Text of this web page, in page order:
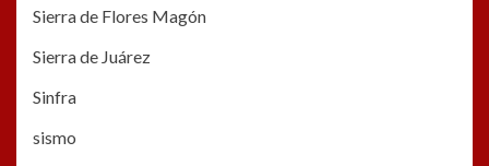
Sierra de Flores Magón
Sierra de Juárez
Sinfra
sismo